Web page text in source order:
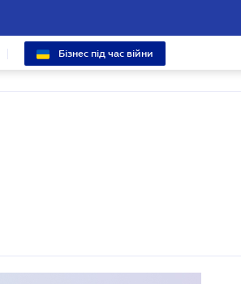
Бізнес під час війни